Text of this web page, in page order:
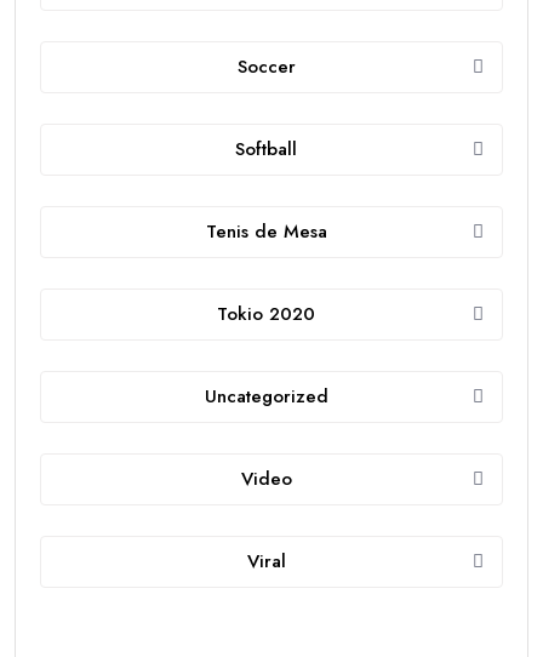
Soccer
Softball
Tenis de Mesa
Tokio 2020
Uncategorized
Video
Viral